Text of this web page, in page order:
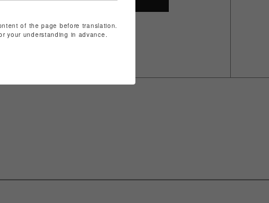
of the page before translation.
your understanding in advance.